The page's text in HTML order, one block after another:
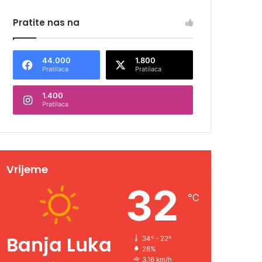
Pratite nas na
44.000
Pratilaca
1.800
Pratilaca
1.400
Pratilaca
Vrijeme
Banja Luka
32 ℃
34º - 22º
28%
3.16 km/h